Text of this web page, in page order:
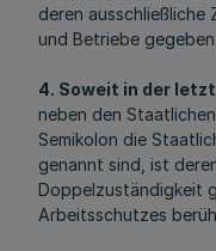
deren
und Betriebe
4. Soweit in der
neben den
Semikolon die
genannt sind, ist
Doppelzuständigkeit
Arbeitsschutzes